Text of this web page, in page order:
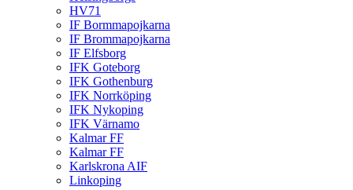
HV71
IF Bormmapojkarna
IF Brommapojkarna
IF Elfsborg
IFK Goteborg
IFK Gothenburg
IFK Norrköping
IFK Nykoping
IFK Värnamo
Kalmar FF
Kalmar FF
Karlskrona AIF
Linkoping